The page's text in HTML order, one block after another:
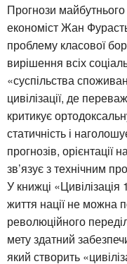
Прогнози
економіст Жан
проблему класової
вирішення всіх
«суспільства
цивілізації, де
критикує
статичність і
прогнозів,
зв’язує з технічним
У книжці
життя нації не можна
революційного
мету здатний
який створить